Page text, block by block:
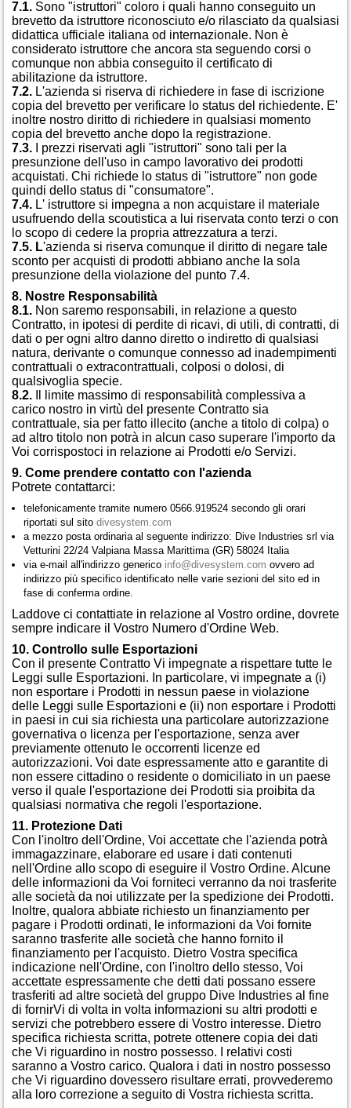
7.1. Sono "istruttori" coloro i quali hanno conseguito un
brevetto da istruttore riconosciuto e/o rilasciato da qualsiasi
didattica ufficiale italiana od internazionale. Non è
considerato istruttore che ancora sta seguendo corsi o
comunque non abbia conseguito il certificato di
abilitazione da istruttore.
7.2. L'azienda si riserva di richiedere in fase di iscrizione
copia del brevetto per verificare lo status del richiedente. E'
inoltre nostro diritto di richiedere in qualsiasi momento
copia del brevetto anche dopo la registrazione.
7.3.
I prezzi riservati agli "istruttori" sono tali per la
presunzione dell'uso in campo lavorativo dei prodotti
acquistati. Chi richiede lo status di "istruttore" non gode
quindi dello status di "consumatore".
7.4. L' istruttore si impegna a non acquistare il materiale
usufruendo della scoutistica a lui riservata conto terzi o con
lo scopo di cedere la propria attrezzatura a terzi.
7.5. L'azienda si riserva comunque il diritto di negare tale
sconto per acquisti di prodotti abbiano anche la sola
presunzione della violazione del punto 7.4.
8. Nostre Responsabilità
8.1. Non saremo responsabili, in relazione a questo
Contratto, in ipotesi di perdite di ricavi, di utili, di contratti, di
dati o per ogni altro danno diretto o indiretto di qualsiasi
natura, derivante o comunque connesso ad inadempimenti
contrattuali o extracontrattuali, colposi o dolosi, di
qualsivoglia specie.
8.2. Il limite massimo di responsabilità complessiva a
carico nostro in virtù del presente Contratto sia
contrattuale, sia per fatto illecito (anche a titolo di colpa) o
ad altro titolo non potrà in alcun caso superare l'importo da
Voi corrispostoci in relazione ai Prodotti e/o Servizi.
9. Come prendere contatto con l'azienda
Potrete contattarci:
telefonicamente tramite numero 0566.919524 secondo gli orari
riportati sul sito divesystem.com
a mezzo posta ordinaria al seguente indirizzo: Dive Industries srl via
Vetturini 22/24 Valpiana Massa Marittima (GR) 58024 Italia
via e-mail all'indirizzo generico info@divesystem.com ovvero ad
indirizzo più specifico identificato nelle varie sezioni del sito ed in
fase di conferma ordine.
Laddove ci contattiate in relazione al Vostro ordine, dovrete
sempre indicare il Vostro Numero d'Ordine Web.
10. Controllo sulle Esportazioni
Con il presente Contratto Vi impegnate a rispettare tutte le
Leggi sulle Esportazioni. In particolare, vi impegnate a (i)
non esportare i Prodotti in nessun paese in violazione
delle Leggi sulle Esportazioni e (ii) non esportare i Prodotti
in paesi in cui sia richiesta una particolare autorizzazione
governativa o licenza per l'esportazione, senza aver
previamente ottenuto le occorrenti licenze ed
autorizzazioni. Voi date espressamente atto e garantite di
non essere cittadino o residente o domiciliato in un paese
verso il quale l'esportazione dei Prodotti sia proibita da
qualsiasi normativa che regoli l'esportazione.
11. Protezione Dati
Con l'inoltro dell'Ordine, Voi accettate che l'azienda potrà
immagazzinare, elaborare ed usare i dati contenuti
nell'Ordine allo scopo di eseguire il Vostro Ordine. Alcune
delle informazioni da Voi forniteci verranno da noi trasferite
alle società da noi utilizzate per la spedizione dei Prodotti.
Inoltre, qualora abbiate richiesto un finanziamento per
pagare i Prodotti ordinati, le informazioni da Voi fornite
saranno trasferite alle società che hanno fornito il
finanziamento per l'acquisto. Dietro Vostra specifica
indicazione nell'Ordine, con l'inoltro dello stesso, Voi
accettate espressamente che detti dati possano essere
trasferiti ad altre società del gruppo Dive Industries al fine
di fornirVi di volta in volta informazioni su altri prodotti e
servizi che potrebbero essere di Vostro interesse. Dietro
specifica richiesta scritta, potrete ottenere copia dei dati
che Vi riguardino in nostro possesso. I relativi costi
saranno a Vostro carico. Qualora i dati in nostro possesso
che Vi riguardino dovessero risultare errati, provvederemo
alla loro correzione a seguito di Vostra richiesta scritta.